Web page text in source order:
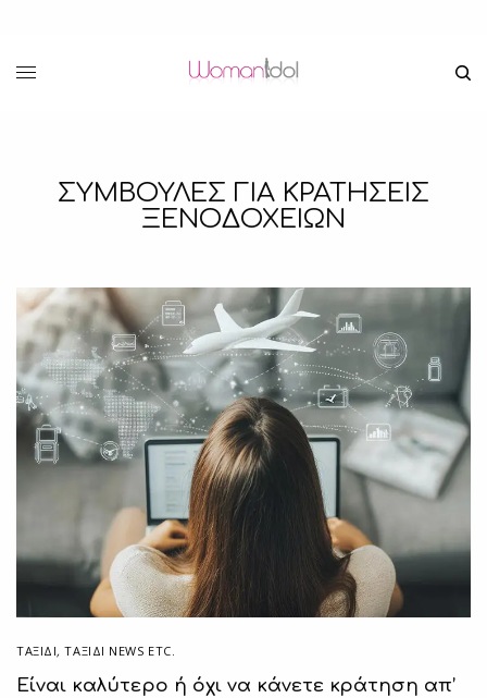
ΣΥΜΒΟΥΛΕΣ ΓΙΑ ΚΡΑΤΗΣΕΙΣ
ΞΕΝΟΔΟΧΕΙΩΝ
ΤΑΞΙΔΙ,ΤΑΞΊΔΙ NEWS ETC.
Είναι καλύτερο ή όχι να κάνετε κράτηση απ’